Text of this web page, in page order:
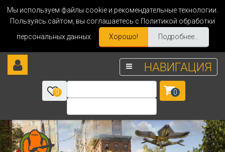
Мы используем файлы cookie и рекомендательные технологии.
Пользуясь сайтом, вы соглашаетесь с Политикой обработки
персональных данных.
Хорошо! Подробнее...
НАВИГАЦИЯ
0 0